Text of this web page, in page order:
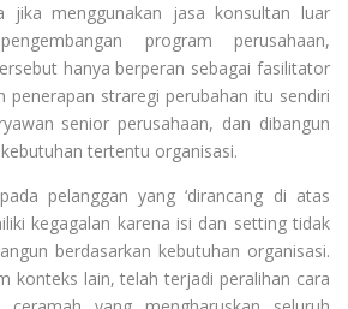
jika menggunakan jasa konsultan luar
program perusahaan,
hanya berperan sebagai fasilitator
penerapan straregi perubahan itu sendiri
senior perusahaan, dan dibangun
tertentu organisasi.
pelanggan yang ‘dirancang di atas
kegagalan karena isi dan setting tidak
berdasarkan kebutuhan organisasi.
konteks lain, telah terjadi peralihan cara